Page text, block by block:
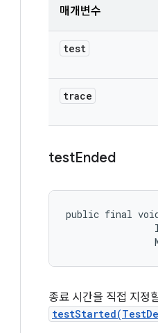
매개변수
test
trace
testEnded
public final
종료 시간을 직접 지정